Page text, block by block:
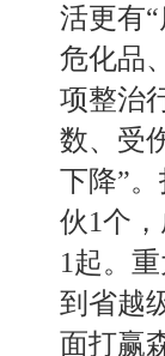
活更有
危化品、
项整治
数、受
下降”。
伙1个
1起。
到省越
面打赢